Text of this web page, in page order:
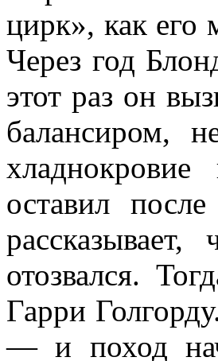
цирк», как его
Через год
этот раз он
балан­сиром,
оставил
отозвался.
Гарри
— и поход